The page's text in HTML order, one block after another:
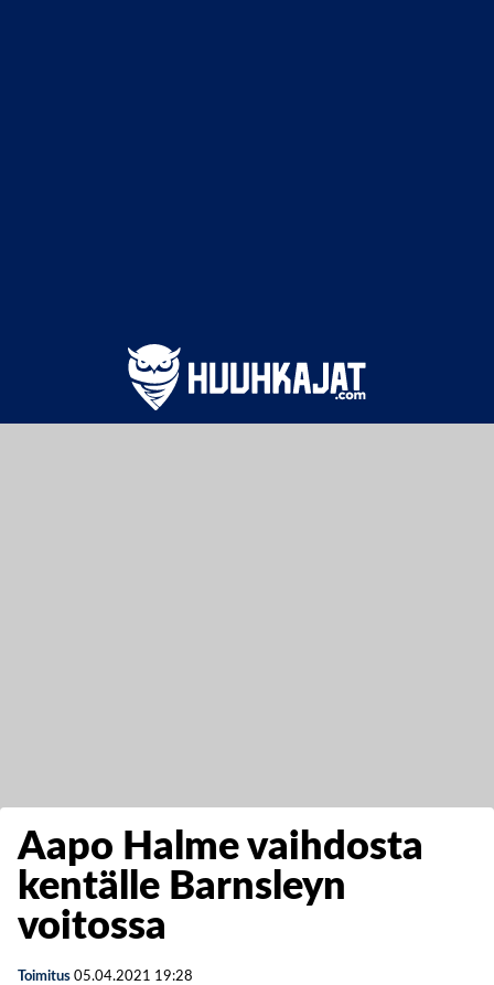
Aapo Halme vaihdosta
kentälle Barnsleyn
voitossa
Toimitus 05.04.2021 19:28